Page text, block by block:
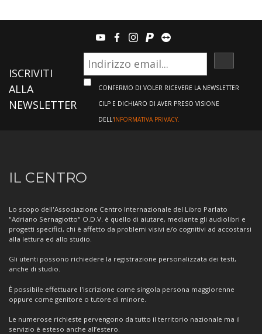
youtubefacebook
instagram
paypalteamviewer
ISCRIVITI
ALLA
NEWSLETTER
CONFERMO DI VOLER RICEVERE LA NEWSLETTER
CILP E DICHIARO DI AVER PRESO VISIONE
DELL'INFORMATIVA PRIVACY.
Informazioni
sul
Centro
IL CENTRO
Lo scopo dell'Associazione Centro Internazionale del Libro Parlato
"Adriano Sernagiotto" O.D.V. è quello di aiutare, mediante gli audiolibri e
progetti specifici, chi è affetto da problemi visivi e/o cognitivi ad accostarsi
alla lettura ed allo studio.
Gli utenti possono richiedere la registrazione personalizzata dei testi,
anche di studio.
È possibile effettuare l'iscrizione come singola persona maggiorenne
oppure come genitore o tutore di minore.
Le numerose richieste pervengono da tutto il territorio nazionale ma il
servizio è esteso anche all’estero.